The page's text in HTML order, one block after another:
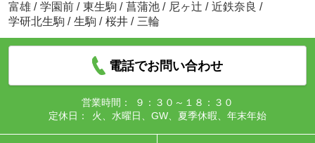
富雄 / 学園前 / 東生駒 / 菖蒲池 / 尼ヶ辻 / 近鉄奈良 /
学研北生駒 / 生駒 / 桜井 / 三輪
電話でお問い合わせ
営業時間：
９：３０～１８：３０
定休日：
火、水曜日、GW、夏季休暇、年末年始